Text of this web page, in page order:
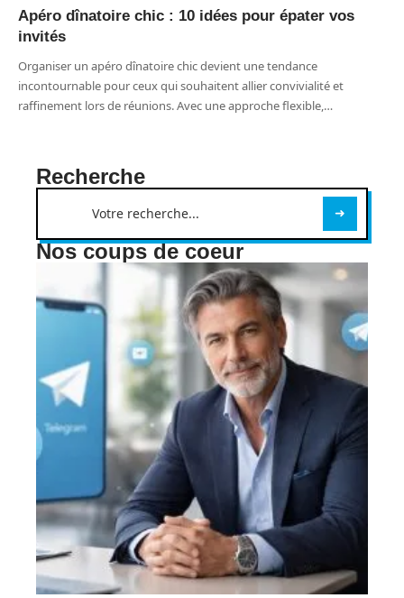
Apéro dînatoire chic : 10 idées pour épater vos
invités
Organiser un apéro dînatoire chic devient une tendance
incontournable pour ceux qui souhaitent allier convivialité et
raffinement lors de réunions. Avec une approche flexible,…
Recherche
Nos coups de coeur